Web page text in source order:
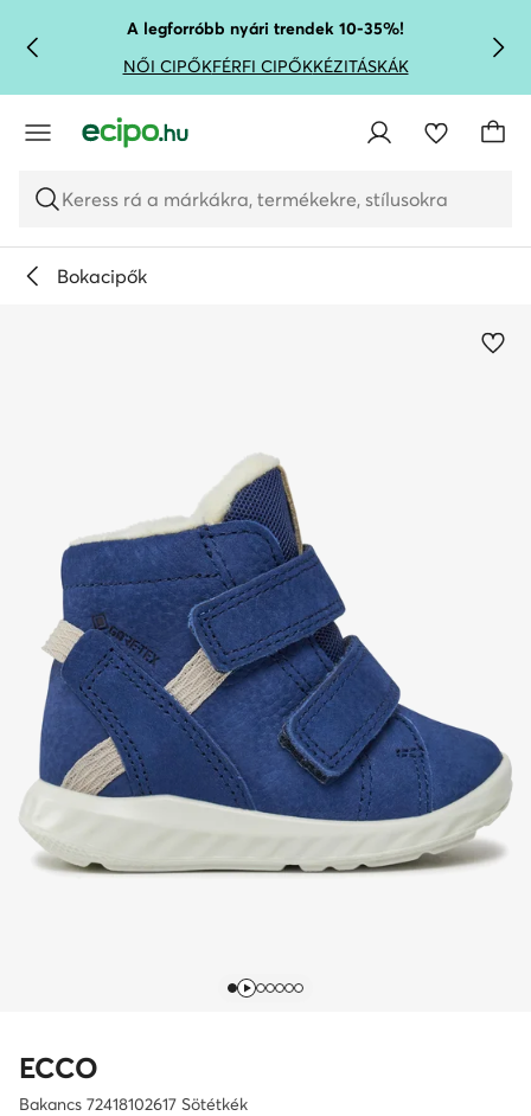
UGRÁS A FŐ TARTALOMRA
UGRÁS A KERESÉSHEZA legforróbb nyári trendek 10-35%!
NŐI CIPŐKFÉRFI CIPŐKKÉZITÁSKÁK
Keress rá a márkákra, termékekre, stílusokra
Bokacipők
ECCO
Bakancs 72418102617 Sötétkék